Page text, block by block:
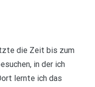
die Zeit bis zum
in der ich
lernte ich das